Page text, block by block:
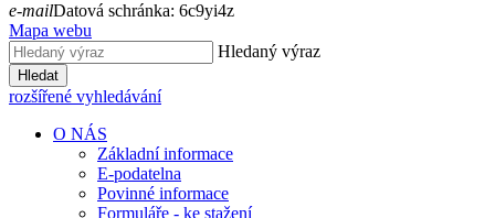
e-mailDatová schránka: 6c9yi4z
Mapa webu
Hledaný výraz
Hledat
rozšířené vyhledávání
O NÁS
Základní informace
E-podatelna
Povinné informace
Formuláře - ke stažení